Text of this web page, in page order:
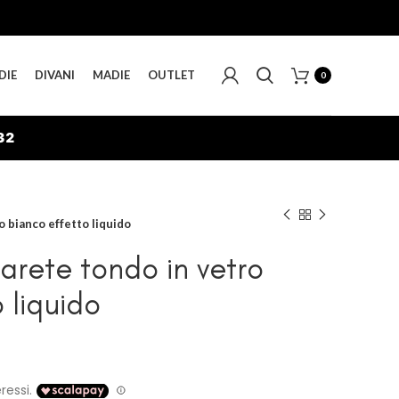
DIVANI MADIE OUTLET 0
bianco effetto liquido
tondo in vetro
liquido